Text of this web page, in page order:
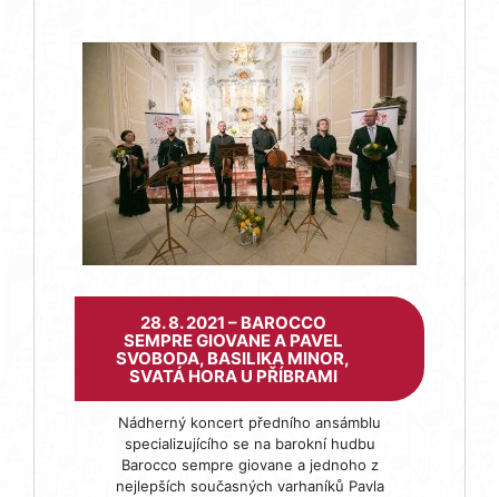
28. 8. 2021 – BAROCCO
SEMPRE GIOVANE A PAVEL
SVOBODA, BASILIKA MINOR,
SVATÁ HORA U PŘÍBRAMI
Nádherný koncert předního ansámblu
specializujícího se na barokní hudbu
Barocco sempre giovane a jednoho z
nejlepších současných varhaníků Pavla